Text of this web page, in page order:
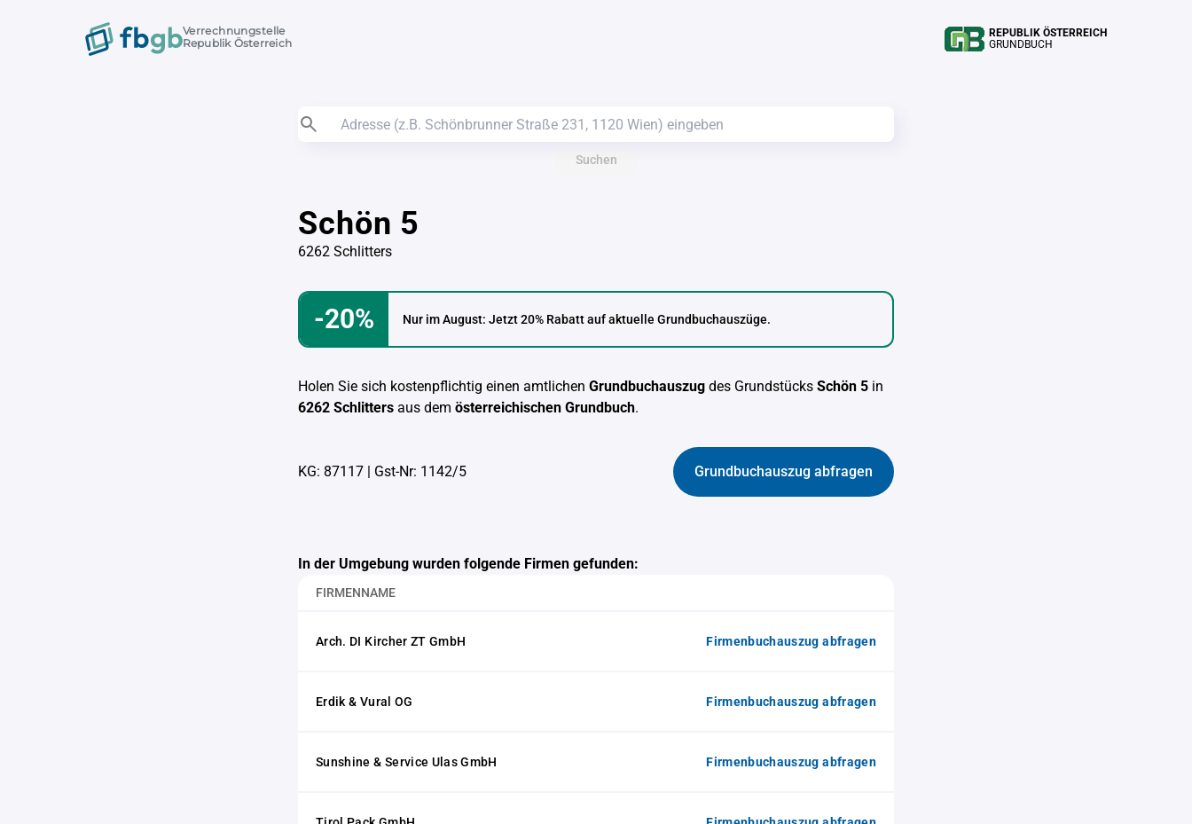
Verrechnungstelle
Republik Österreich
REPUBLIK ÖSTERREICH
GRUNDBUCH
Suchen
Schön 5
6262 Schlitters
-20% Nur im August: Jetzt 20% Rabatt auf aktuelle Grundbuchauszüge.
Holen Sie sich kostenpflichtig einen amtlichen Grundbuchauszug des Grundstücks Schön 5 in
6262 Schlitters aus dem österreichischen Grundbuch.
KG: 87117 | Gst-Nr: 1142/5 Grundbuchauszug abfragen
In der Umgebung wurden folgende Firmen gefunden:
FIRMENNAME
Arch. DI Kircher ZT GmbH Firmenbuchauszug abfragen
Erdik & Vural OG Firmenbuchauszug abfragen
Sunshine & Service Ulas GmbH Firmenbuchauszug abfragen